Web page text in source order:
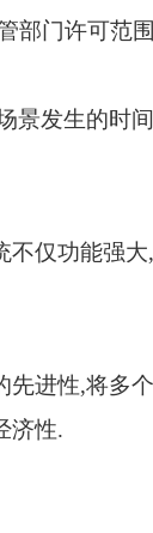
部门许可范
景发生的时
不仅功能强大,
先进性,将多
济性.